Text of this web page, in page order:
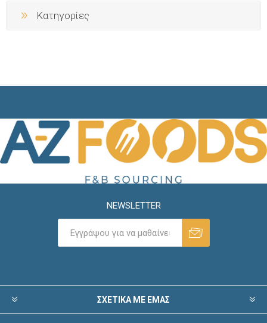
Κατηγορίες
NEWSLETTER
ΣΧΕΤΙΚΑ ΜΕ ΕΜΑΣ